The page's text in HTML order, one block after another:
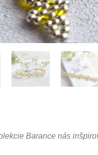
Barance nás